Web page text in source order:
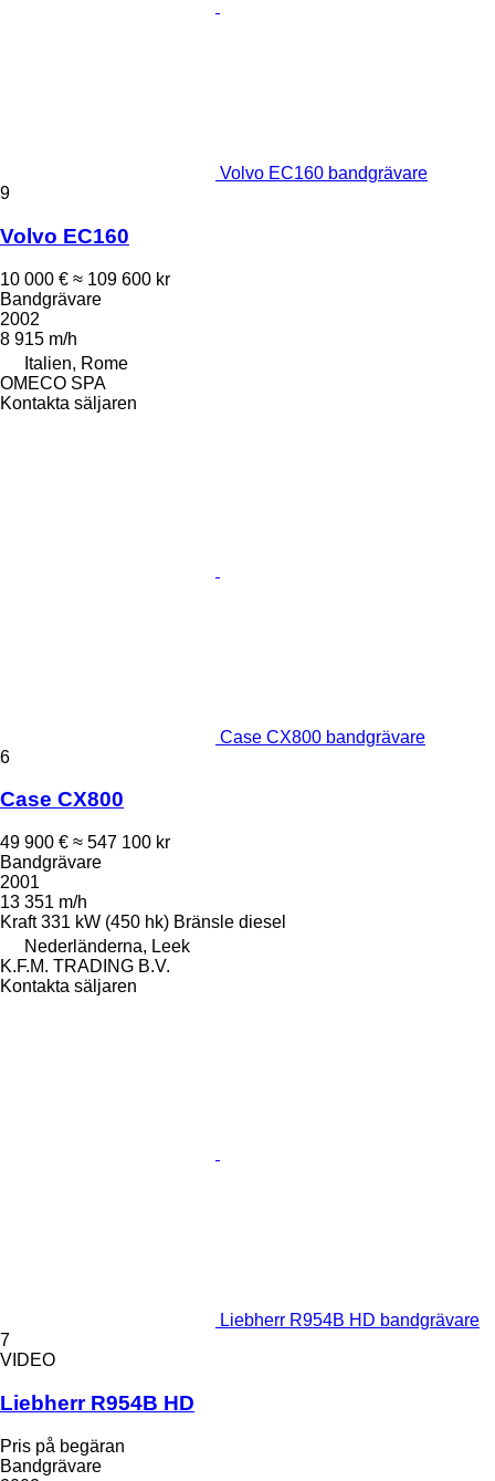
Volvo EC160 bandgrävare
9
Volvo EC160
10 000 € ≈ 109 600 kr
Bandgrävare
2002
8 915 m/h
Italien, Rome
OMECO SPA
Kontakta säljaren
Case CX800 bandgrävare
6
Case CX800
49 900 € ≈ 547 100 kr
Bandgrävare
2001
13 351 m/h
Kraft 331 kW (450 hk) Bränsle diesel
Nederländerna, Leek
K.F.M. TRADING B.V.
Kontakta säljaren
Liebherr R954B HD bandgrävare
7
VIDEO
Liebherr R954B HD
Pris på begäran
Bandgrävare